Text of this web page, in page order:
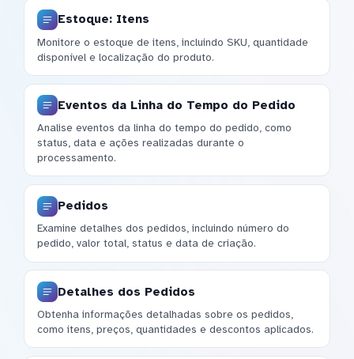
Estoque: Itens
Monitore o estoque de itens, incluindo SKU, quantidade
disponível e localização do produto.
Eventos da Linha do Tempo do Pedido
Analise eventos da linha do tempo do pedido, como
status, data e ações realizadas durante o
processamento.
Pedidos
Examine detalhes dos pedidos, incluindo número do
pedido, valor total, status e data de criação.
Detalhes dos Pedidos
Obtenha informações detalhadas sobre os pedidos,
como itens, preços, quantidades e descontos aplicados.